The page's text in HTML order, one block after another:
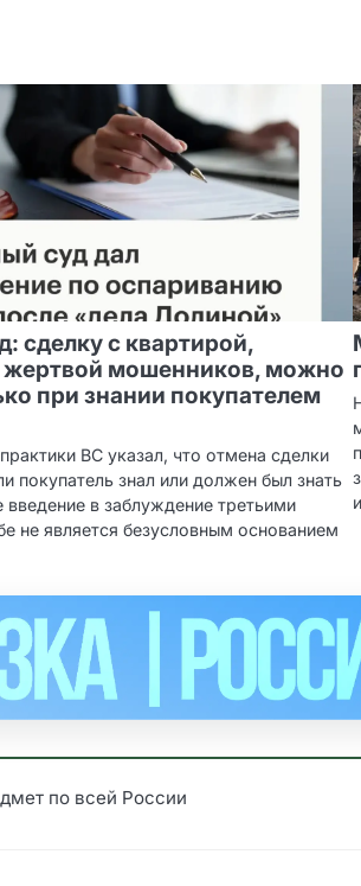
сделку с квартирой,
мошенников, можно
при знании покупателем
ВС указал, что отмена сделки
покупатель знал или должен был знать
в заблуждение третьими
не является безусловным основанием
по всей России